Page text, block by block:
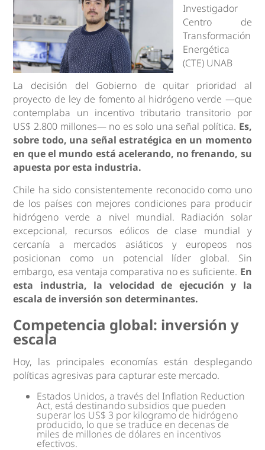
Investigador
Centro de
Transformación
Energética
(CTE) UNAB
La decisión del Gobierno de quitar prioridad al
proyecto de ley de fomento al hidrógeno verde —que
contemplaba un incentivo tributario transitorio por
US$ 2.800 millones— no es solo una señal política. Es,
sobre todo, una señal estratégica en un momento
en que el mundo está acelerando, no frenando, su
apuesta por esta industria.
Chile ha sido consistentemente reconocido como uno
de los países con mejores condiciones para producir
hidrógeno verde a nivel mundial. Radiación solar
excepcional, recursos eólicos de clase mundial y
cercanía a mercados asiáticos y europeos nos
posicionan como un potencial líder global. Sin
embargo, esa ventaja comparativa no es suficiente. En
esta industria, la velocidad de ejecución y la
escala de inversión son determinantes.
Competencia global: inversión y
escala
Hoy, las principales economías están desplegando
políticas agresivas para capturar este mercado.
Estados Unidos, a través del Inflation Reduction
Act, está destinando subsidios que pueden
superar los US$ 3 por kilogramo de hidrógeno
producido, lo que se traduce en decenas de
miles de millones de dólares en incentivos
efectivos.